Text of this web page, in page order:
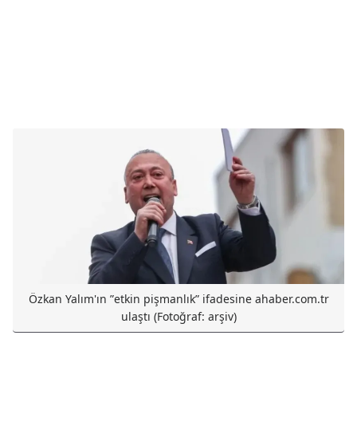
Özkan Yalım'ın ʺetkin pişmanlıkʺ ifadesine ahaber.com.tr
ulaştı (Fotoğraf: arşiv)